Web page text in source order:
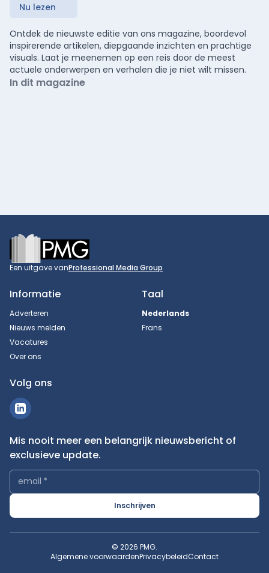
Nu lezen
Ontdek de nieuwste editie van ons magazine, boordevol
inspirerende artikelen, diepgaande inzichten en prachtige
visuals. Laat je meenemen op een reis door de meest
actuele onderwerpen en verhalen die je niet wilt missen.
In dit magazine
Footer
Een uitgave vanProfessional Media Group
Informatie
Adverteren
Nieuws melden
Vacatures
Over ons
Taal
Nederlands
Frans
Volg ons
Mis nooit meer een belangrijk nieuwsbericht of
exclusieve update.
email *
Inschrijven
© 2026 PMG.
Algemene voorwaardenPrivacybeleidContact